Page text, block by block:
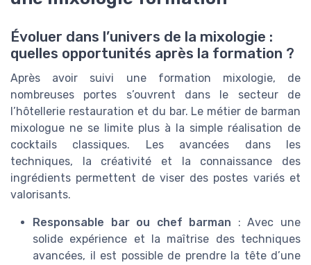
Évoluer dans l’univers de la mixologie :
quelles opportunités après la formation ?
Après avoir suivi une formation mixologie, de
nombreuses portes s’ouvrent dans le secteur de
l’hôtellerie restauration et du bar. Le métier de barman
mixologue ne se limite plus à la simple réalisation de
cocktails classiques. Les avancées dans les
techniques, la créativité et la connaissance des
ingrédients permettent de viser des postes variés et
valorisants.
Responsable bar ou chef barman : Avec une
solide expérience et la maîtrise des techniques
avancées, il est possible de prendre la tête d’une